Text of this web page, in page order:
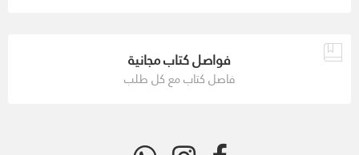
فواصل كتاب مجانية
فاصل كتاب مع كل طلب